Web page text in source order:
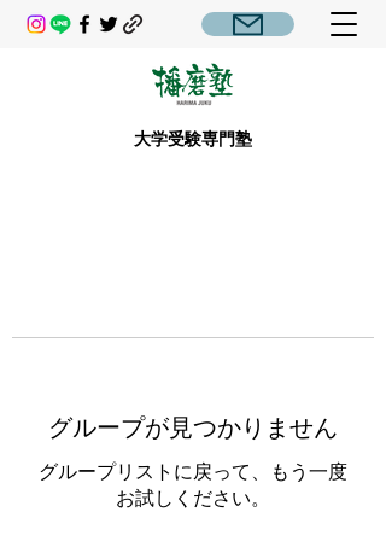
大学受験専門塾
グループが見つかりません
グループリストに戻って、もう一度
お試しください。